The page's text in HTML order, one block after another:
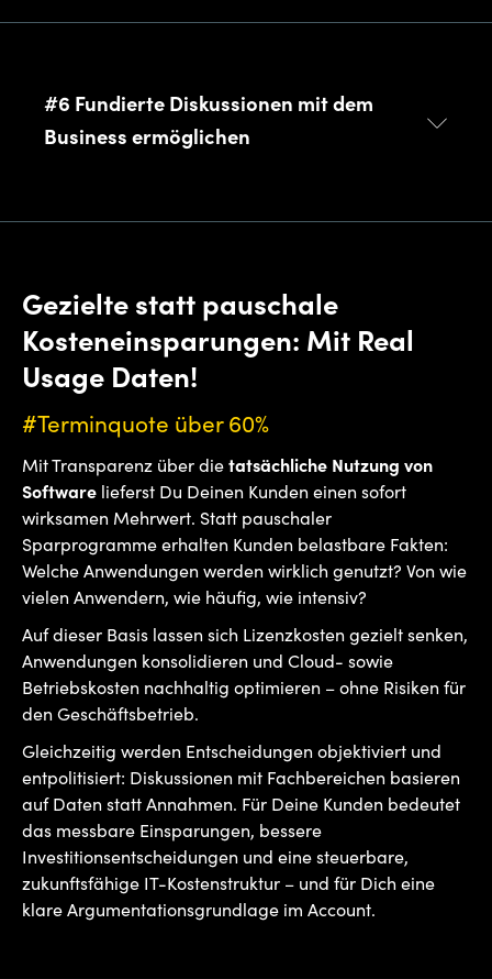
#6 Fundierte Diskussionen mit dem
Business ermöglichen
Gezielte statt pauschale
Kosteneinsparungen: Mit Real
Usage Daten!
#Terminquote über 60%
Mit Transparenz über die tatsächliche Nutzung von
Software lieferst Du Deinen Kunden einen sofort
wirksamen Mehrwert. Statt pauschaler
Sparprogramme erhalten Kunden belastbare Fakten:
Welche Anwendungen werden wirklich genutzt? Von wie
vielen Anwendern, wie häufig, wie intensiv?
Auf dieser Basis lassen sich Lizenzkosten gezielt senken,
Anwendungen konsolidieren und Cloud- sowie
Betriebskosten nachhaltig optimieren – ohne Risiken für
den Geschäftsbetrieb.
Gleichzeitig werden Entscheidungen objektiviert und
entpolitisiert: Diskussionen mit Fachbereichen basieren
auf Daten statt Annahmen. Für Deine Kunden bedeutet
das messbare Einsparungen, bessere
Investitionsentscheidungen und eine steuerbare,
zukunftsfähige IT-Kostenstruktur – und für Dich eine
klare Argumentationsgrundlage im Account.